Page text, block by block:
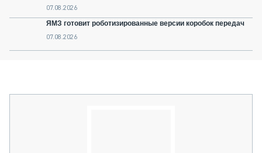
07.08.2026
ЯМЗ готовит роботизированные версии коробок передач
07.08.2026